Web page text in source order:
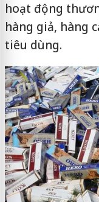
hoạt động
hàng giả, hàng
tiêu dùng.